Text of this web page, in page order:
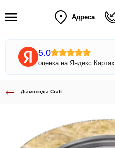
Адреса
5.0
оценка на Яндекс Картах
Дымоходы Craft